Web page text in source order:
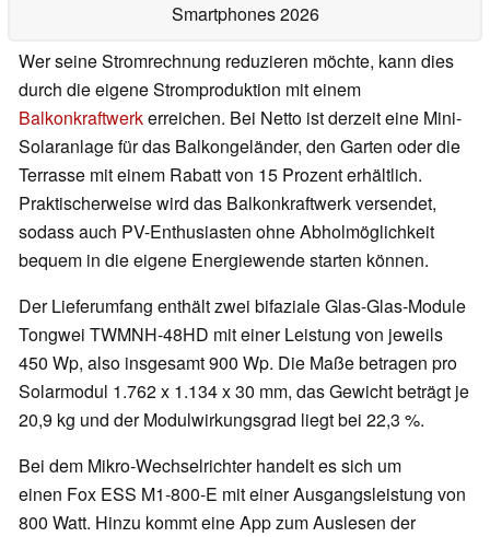
Smartphones 2026
Wer seine Stromrechnung reduzieren möchte, kann dies
durch die eigene Stromproduktion mit einem
Balkonkraftwerkerreichen. Bei Netto ist derzeit eine Mini-
Solaranlage für das Balkongeländer, den Garten oder die
Terrasse mit einem Rabatt von 15 Prozent erhältlich.
Praktischerweise wird das Balkonkraftwerk versendet,
sodass auch PV-Enthusiasten ohne Abholmöglichkeit
bequem in die eigene Energiewende starten können.
Der Lieferumfang enthält zwei bifaziale Glas-Glas-Module
Tongwei TWMNH-48HD mit einer Leistung von jeweils
450 Wp, also insgesamt 900 Wp. Die Maße betragen pro
Solarmodul 1.762 x 1.134 x 30 mm, das Gewicht beträgt je
20,9 kg und der Modulwirkungsgrad liegt bei 22,3 %.
Bei dem Mikro-Wechselrichter handelt es sich um
einen Fox ESS M1-800-E mit einer Ausgangsleistung von
800 Watt. Hinzu kommt eine App zum Auslesen der